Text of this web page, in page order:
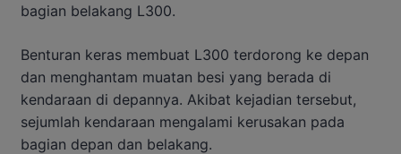
bagian belakang L300.
Benturan keras membuat L300 terdorong ke depan
dan menghantam muatan besi yang berada di
kendaraan di depannya. Akibat kejadian tersebut,
sejumlah kendaraan mengalami kerusakan pada
bagian depan dan belakang.